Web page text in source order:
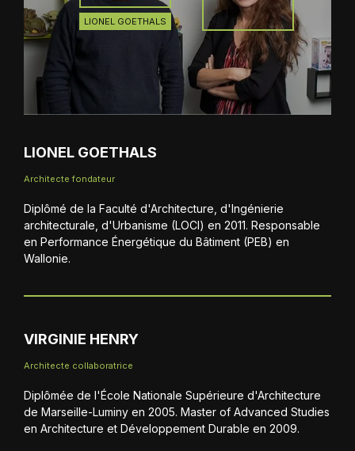
LIONEL GOETHALS
LIONEL GOETHALS
Architecte fondateur
Diplômé de la Faculté d'Architecture, d'Ingénierie
architecturale, d'Urbanisme (LOCI) en 2011. Responsable
en Performance Énergétique du Bâtiment (PEB) en
Wallonie.
VIRGINIE HENRY
Architecte collaboratrice
Diplômée de l'École Nationale Supérieure d'Architecture
de Marseille-Luminy en 2005. Master of Advanced Studies
en Architecture et Développement Durable en 2009.